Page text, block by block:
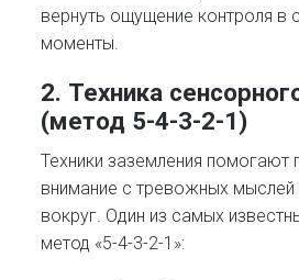
вернуть ощущение контроля в
моменты.
2. Техника
(метод 5-4-3-2-1)
Техники заземления помогают
внимание с тревожных
вокруг. Один из самых
метод «5-4-3-2-1»: